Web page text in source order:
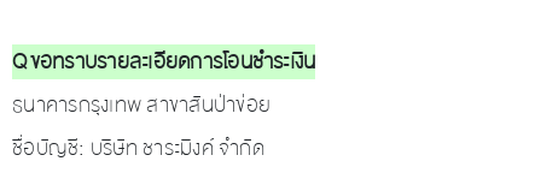
Q ขอทราบรายละเอียดการโอนชำระเงิน
ธนาคารกรุงเทพ สาขาสันป่าข่อย
ชื่อบัญชี: บริษัท ชาระมิงค์ จำกัด